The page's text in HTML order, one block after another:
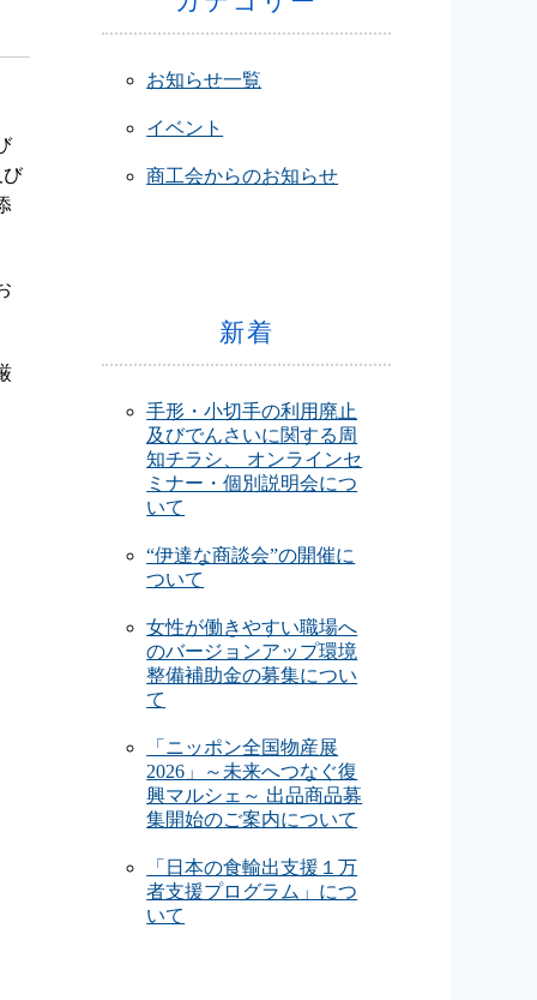
び
お知らせ一覧
イベント
商工会からのお知らせ
新着
手形・小切手の利用廃止
及びでんさいに関する周
知チラシ、 オンラインセ
ミナー・個別説明会につ
いて
“伊達な商談会”の開催に
ついて
女性が働きやすい職場へ
のバージョンアップ環境
整備補助金の募集につい
て
「ニッポン全国物産展
2026」～未来へつなぐ復
興マルシェ～ 出品商品募
集開始のご案内について
「日本の食輸出支援１万
者支援プログラム」につ
いて